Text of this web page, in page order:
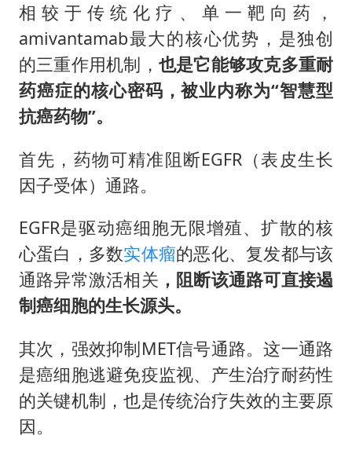
相较于传统化疗、单一靶向药，
amivantamab最大的核心优势，是独创
的三重作用机制， 也是它能够攻克多重耐
药癌症的核心密码，被业内称为“智慧型
抗癌药物”。
首先，药物可精准阻断EGFR（表皮生长
因子受体）通路。
EGFR是驱动癌细胞无限增殖、扩散的核
心蛋白，多数实体瘤的恶化、复发都与该
通路异常激活相关 ，阻断该通路可直接遏
制癌细胞的生长源头。
其次，强效抑制MET信号通路。这一通路
是癌细胞逃避免疫监视、产生治疗耐药性
的关键机制，也是传统治疗失效的主要原
因。